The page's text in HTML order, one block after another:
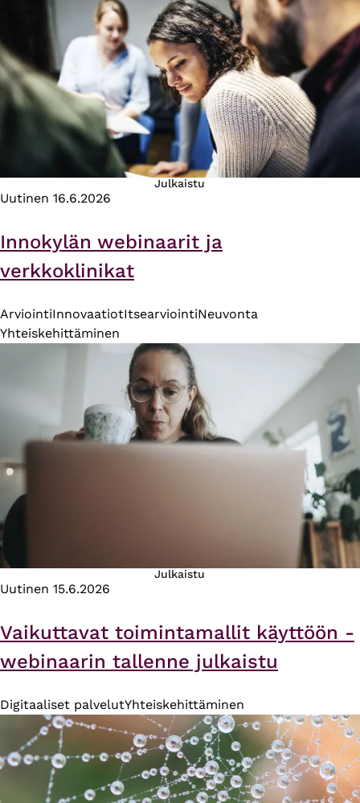
Julkaistu
Uutinen 16.6.2026
Innokylän webinaarit ja
verkkoklinikat
ArviointiInnovaatiotItsearviointiNeuvonta
Yhteiskehittäminen
Julkaistu
Uutinen 15.6.2026
Vaikuttavat toimintamallit käyttöön -
webinaarin tallenne julkaistu
Digitaaliset palvelutYhteiskehittäminen